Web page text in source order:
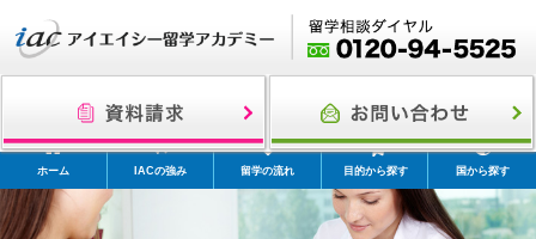
ホーム IACの強み 留学の流れ 目的から探す 国から探す